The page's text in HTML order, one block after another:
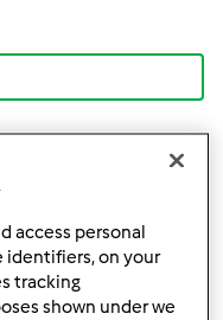
access personal
identifiers, on your
tracking
shown under we